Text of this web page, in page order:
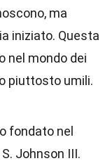
ma
iniziato. Questa
nel mondo dei
piuttosto umili.
fondato nel
Johnson III.